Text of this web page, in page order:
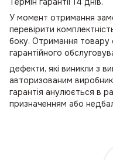
У момент отримання
перевірити
боку. Отримання товару
гарантійного
дефекти, які виникли з
авторизованим
гарантія анулюється в
призначенням або